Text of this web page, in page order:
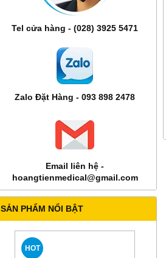
Tel cửa hàng - (028) 3925 5471
Zalo Đặt Hàng - 093 898 2478
Email liên hệ -
hoangtienmedical@gmail.com
SẢN PHẨM NỔI BẬT
HOT